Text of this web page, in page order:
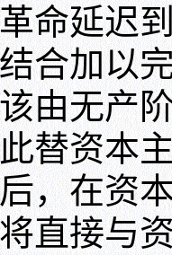
命延迟
合加以
由无产
替资本
，在资
直接与